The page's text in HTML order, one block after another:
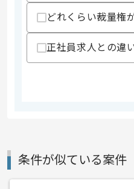
精算
支
エージェントからのコ
どれくらい裁量権
正社員求人との違
条件が似ている案件